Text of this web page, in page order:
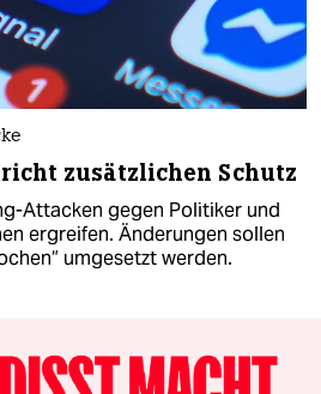
zusätzlichen Schutz
Attacken gegen Politiker und
ergreifen. Änderungen sollen
umgesetzt werden.